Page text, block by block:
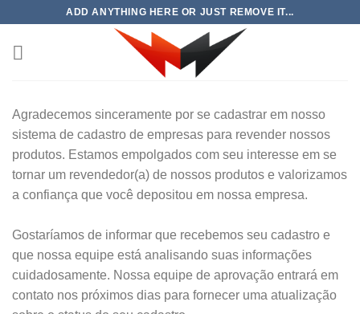
content
ADD ANYTHING HERE OR JUST REMOVE IT...
Agradecemos sinceramente por se cadastrar em nosso
sistema de cadastro de empresas para revender nossos
produtos. Estamos empolgados com seu interesse em se
tornar um revendedor(a) de nossos produtos e valorizamos
a confiança que você depositou em nossa empresa.
Gostaríamos de informar que recebemos seu cadastro e
que nossa equipe está analisando suas informações
cuidadosamente. Nossa equipe de aprovação entrará em
contato nos próximos dias para fornecer uma atualização